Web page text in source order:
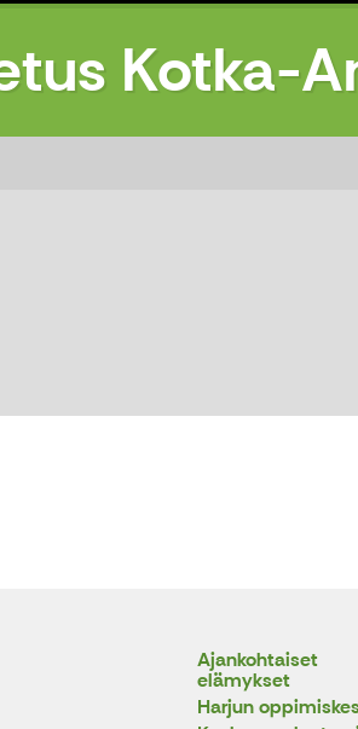
Kotka-
Ajankohtaiset
elämykset
Harjun